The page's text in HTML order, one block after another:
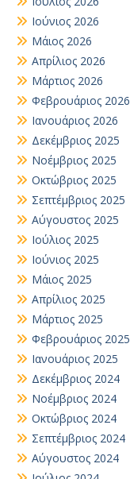
Ιούνιος 2026
Μάιος 2026
Απρίλιος 2026
Μάρτιος 2026
Φεβρουάριος 2026
Ιανουάριος 2026
Δεκέμβριος 2025
Νοέμβριος 2025
Οκτώβριος 2025
Σεπτέμβριος 2025
Αύγουστος 2025
Ιούλιος 2025
Ιούνιος 2025
Μάιος 2025
Απρίλιος 2025
Μάρτιος 2025
Φεβρουάριος 2025
Ιανουάριος 2025
Δεκέμβριος 2024
Νοέμβριος 2024
Οκτώβριος 2024
Σεπτέμβριος 2024
Αύγουστος 2024